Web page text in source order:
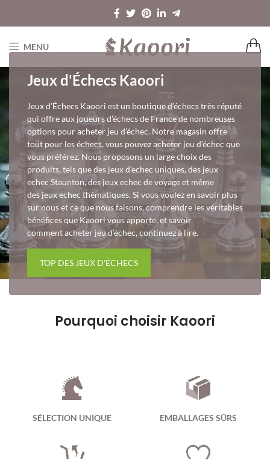
MENU
Jeux d'Échecs Kaoori
Jeux d’Échecs Kaoori est un boutique d’échecs très réputé
qui offre aux joueurs d’échecs de France de nombreuses
options pour acheter jeu d’échec. Notre magasin offre
tout pour les échecs, vous pouvez acheter jeu d’échec que
vous préférez. Nous proposons un large choix des
produits, tels que des jeux d’echec uniques, des jeux
echec Staunton, des jeux echec de voyage et même
des jeux echec thématiques. Si vous voulez en savoir plus
sur nous et ce que nous faisons, comprendre les véritables
bénéfices que Kaoori vous apporte, et savoir
comment acheter jeu d’échec, continuez à lire.
TOP DES JEUX D'ÉCHECS
Pourquoi choisir Kaoori
SÉLECTION UNIQUE EMBALLAGES SÛRS